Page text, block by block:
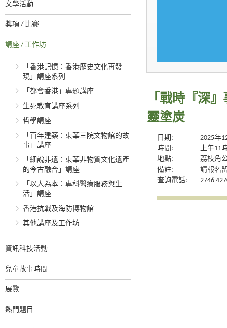
文學活動
獎項 / 比賽
講座 / 工作坊
「香港記憶：香港歷史文化再發
現」講座系列
「都會香港」專題講座
生死教育講座系列
哲學講座
「百年建築：東華三院文物館的故
事」講座
「細說非遺：東華非物質文化遺產
的今古融合」講座
「以人為本：專科醫療服務與生
活」講座
香港抗戰及海防博物館
其他講座及工作坊
資訊科技活動
兒童故事時間
展覽
熱門題目
「戰時『深
靈塗炭
日期:
2025年
時間:
上午11
地點:
荔枝角
備註:
請報名
查詢電話:
2746